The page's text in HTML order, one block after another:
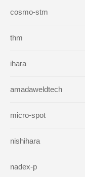
cosmo-stm
thm
ihara
amadaweldtech
micro-spot
nishihara
nadex-p